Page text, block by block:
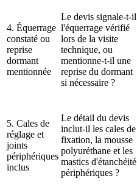
4. Équerrage
constaté ou
reprise
dormant
mentionnée
Le devis signale-t-il
l'équerrage vérifié
lors de la visite
technique, ou
mentionne-t-il une
reprise du dormant
si nécessaire ?
5. Cales de
réglage et
joints
périphériques
inclus
Le détail du devis
inclut-il les cales de
fixation, la mousse
polyuréthane et les
mastics d'étanchéité
périphériques ?